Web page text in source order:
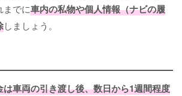
までに車内の私物や個人情報（ナビの履
しましょう。
は車両の引き渡し後、数日から1週間程度